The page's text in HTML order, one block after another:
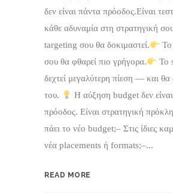
δεν είναι πάντα πρόοδος.Είναι
κάθε αδυναμία στη στρατηγική
targeting σου θα δοκιμαστεί.
Το
σου θα φθαρεί πιο γρήγορα.
Το
δεχτεί μεγαλύτερη πίεση — και θα
του.
Η αύξηση budget δεν είναι
πρόοδος. Είναι στρατηγική
πάει το νέο budget;– Στις ίδιες
νέα placements ή formats;–...
READ MORE